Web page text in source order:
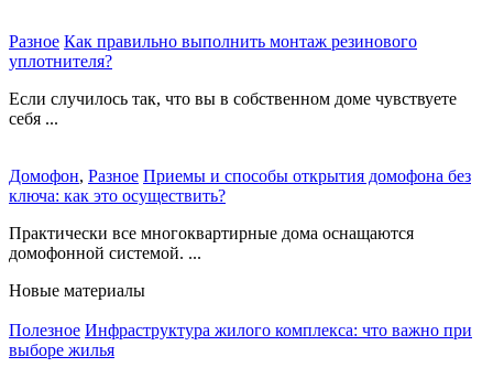
Разное Как правильно выполнить монтаж резинового
уплотнителя?
Если случилось так, что вы в собственном доме чувствуете
себя ...
Домофон, Разное Приемы и способы открытия домофона без
ключа: как это осуществить?
Практически все многоквартирные дома оснащаются
домофонной системой. ...
Новые материалы
Полезное Инфраструктура жилого комплекса: что важно при
выборе жилья